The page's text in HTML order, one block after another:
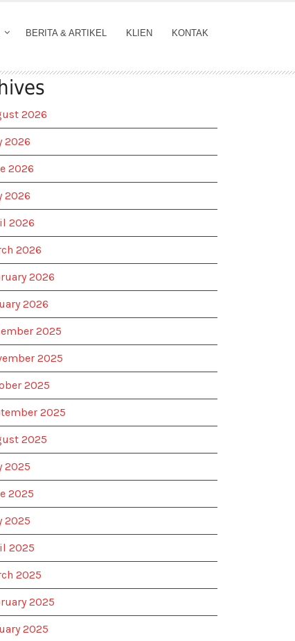
BERITA & ARTIKEL KLIEN KONTAK
2026
2026
2026
2026
2026
2026
2026
2026
2025
2025
2025
2025
2025
2025
2025
2025
2025
2025
2025
2025